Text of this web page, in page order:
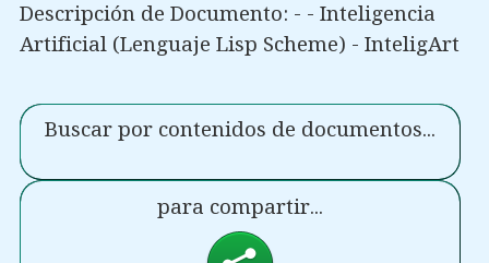
Descripción de Documento: - - Inteligencia
Artificial (Lenguaje Lisp Scheme) - InteligArt
Buscar por contenidos de documentos...
para compartir...